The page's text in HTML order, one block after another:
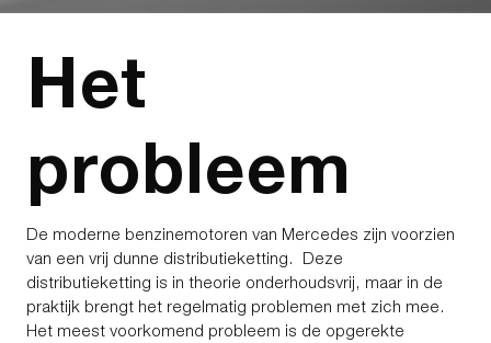
Het
probleem
De moderne benzinemotoren van Mercedes zijn voorzien
van een vrij dunne distributieketting. Deze
distributieketting is in theorie onderhoudsvrij, maar in de
praktijk brengt het regelmatig problemen met zich mee.
Het meest voorkomend probleem is de opgerekte